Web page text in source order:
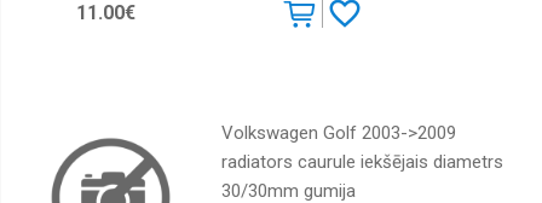
11.00€
Volkswagen Golf 2003->2009
radiators caurule iekšējais diametrs
30/30mm gumija